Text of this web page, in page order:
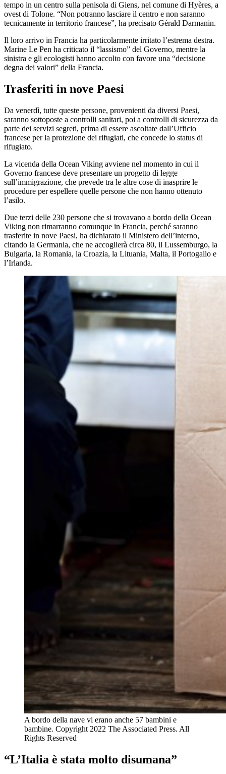
tempo in un centro sulla penisola di Giens, nel comune di Hyères, a
ovest di Tolone. “Non potranno lasciare il centro e non saranno
tecnicamente in territorio francese”, ha precisato Gérald Darmanin.
Il loro arrivo in Francia ha particolarmente irritato l’estrema destra.
Marine Le Pen ha criticato il “lassismo” del Governo, mentre la
sinistra e gli ecologisti hanno accolto con favore una “decisione
degna dei valori” della Francia.
Trasferiti in nove Paesi
Da venerdì, tutte queste persone, provenienti da diversi Paesi,
saranno sottoposte a controlli sanitari, poi a controlli di sicurezza da
parte dei servizi segreti, prima di essere ascoltate dall’Ufficio
francese per la protezione dei rifugiati, che concede lo status di
rifugiato.
La vicenda della Ocean Viking avviene nel momento in cui il
Governo francese deve presentare un progetto di legge
sull’immigrazione, che prevede tra le altre cose di inasprire le
procedure per espellere quelle persone che non hanno ottenuto
l’asilo.
Due terzi delle 230 persone che si trovavano a bordo della Ocean
Viking non rimarranno comunque in Francia, perché saranno
trasferite in nove Paesi, ha dichiarato il Ministero dell’interno,
citando la Germania, che ne accoglierà circa 80, il Lussemburgo, la
Bulgaria, la Romania, la Croazia, la Lituania, Malta, il Portogallo e
l’Irlanda.
A bordo della nave vi erano anche 57 bambini e
bambine. Copyright 2022 The Associated Press. All
Rights Reserved
“L’Italia è stata molto disumana”